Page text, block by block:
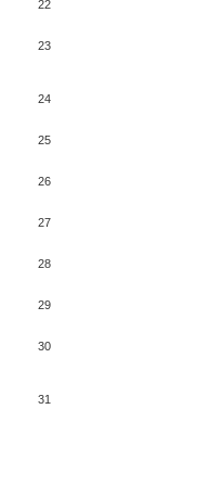
22
23
24
25
26
27
28
29
30
31